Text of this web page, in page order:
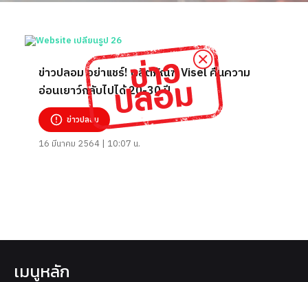
ข่าวปลอม อย่าแชร์! ผลิตภัณฑ์ Visel คืนความ
อ่อนเยาว์กลับไปได้ 20-30 ปี
ข่าวปลอม
16 มีนาคม 2564 | 10:07 น.
เมนูหลัก